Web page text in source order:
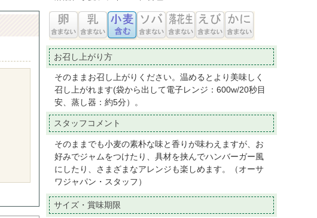
お召し上がり方
そのままお召し上がりください。温めるとより美味しく
召し上がれます(袋から出して電子レンジ：600w/20秒目
安、蒸し器：約5分）。
スタッフコメント
そのままでも小麦の素朴な味と香りが味わえますが、お
好みでジャムをつけたり、具材を挟んでハンバーガー風
にしたり、さまざまなアレンジも楽しめます。（オーサ
ワジャパン・スタッフ）
サイズ・賞味期限